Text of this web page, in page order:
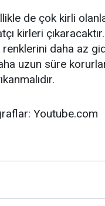
de çok kirli
kirleri
renklerini daha az
uzun süre
Youtube.com